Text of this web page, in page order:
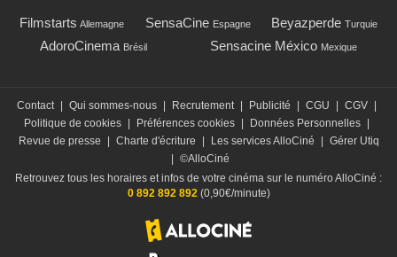
Filmstarts Allemagne SensaCine Espagne Beyazperde Turquie
AdoroCinema Brésil Sensacine México Mexique
Contact Qui sommes-nous Recrutement Publicité CGU CGV
Politique de cookies
Préférences cookies Données Personnelles
Revue de presse
Charte d'écriture Les services AlloCiné
Gérer Utiq
©AlloCiné
Retrouvez tous les horaires et infos de votre cinéma sur le numéro AlloCiné :
0 892 892 892(0,90€/minute)